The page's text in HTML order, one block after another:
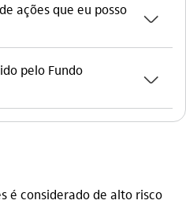
ações que eu posso
seta_baixo
pelo Fundo
seta_baixo
é considerado de alto risco